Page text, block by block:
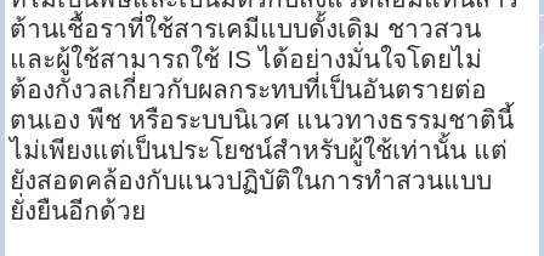
ต้านเชื้อราที่ใช้สารเคมีแบบดั้งเดิม ชาวสวน
และผู้ใช้สามารถใช้ IS ได้อย่างมั่นใจโดยไม่
ต้องกังวลเกี่ยวกับผลกระทบที่เป็นอันตรายต่อ
ตนเอง พืช หรือระบบนิเวศ แนวทางธรรมชาตินี้
ไม่เพียงแต่เป็นประโยชน์สำหรับผู้ใช้เท่านั้น แต่
ยังสอดคล้องกับแนวปฏิบัติในการทำสวนแบบ
ยั่งยืนอีกด้วย